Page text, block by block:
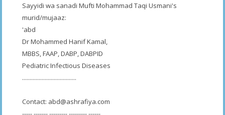
Sayyidi wa sanadi Mufti Mohammad Taqi Usmani's
murid/mujaaz:
'abd
Dr Mohammed Hanif Kamal,
MBBS, FAAP, DABP, DABPID
Pediatric Infectious Diseases
....................................
Contact: abd@ashrafiya.com